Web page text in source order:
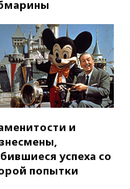
и
успеха со
попытки